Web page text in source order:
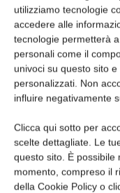
utilizziamo tecnologie
accedere alle
tecnologie permetterà
personali come il
univoci su questo sito
personalizzati. Non
influire negativamente
Clicca qui sotto per
scelte dettagliate. Le
questo sito. È possibile
momento, compreso il
della Cookie Policy o
Articolo precedente
Formaggi affettati in
termoformato